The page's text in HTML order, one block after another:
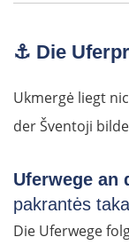
⚓ Die
Ukmergė liegt
der Šventoji
Uferwege an
pakrantės
Die Uferwege